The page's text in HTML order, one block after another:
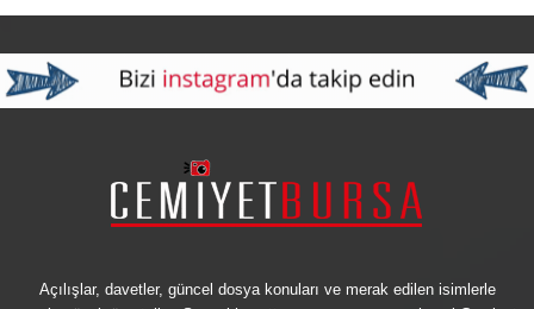
Açılışlar, davetler, güncel dosya konuları ve merak edilen isimlerle